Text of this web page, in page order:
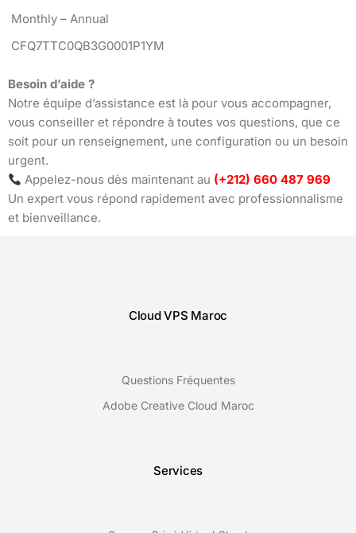
Monthly – Annual
CFQ7TTC0QB3G0001P1YM
Besoin d’aide ?
Notre équipe d’assistance est là pour vous accompagner,
vous conseiller et répondre à toutes vos questions, que ce
soit pour un renseignement, une configuration ou un besoin
urgent.
Appelez-nous dès maintenant au (+212) 660 487 969
Un expert vous répond rapidement avec professionnalisme
et bienveillance.
Cloud VPS Maroc
Questions Fréquentes
Adobe Creative Cloud Maroc
Services